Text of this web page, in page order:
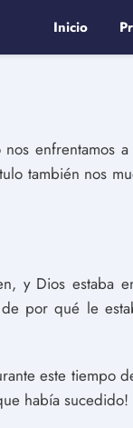
Inicio
enfrentamos
también nos
y Dios estaba
por qué le
este tiempo
había sucedido!